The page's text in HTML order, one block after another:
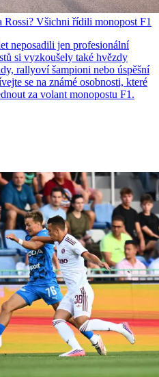
Rossi? Všichni řídili monopost F1
neposadili jen profesionální
si vyzkoušely také hvězdy
rallyoví šampioni nebo úspěšní
se na známé osobnosti, které
za volant monopostu F1.